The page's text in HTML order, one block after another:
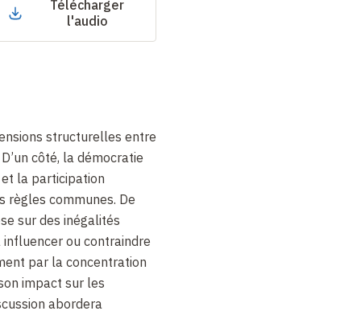
Télécharger
l'audio
structurelles entre
côté, la démocratie
la participation
règles communes. De
sur des inégalités
ou contraindre
par la concentration
impact sur les
abordera